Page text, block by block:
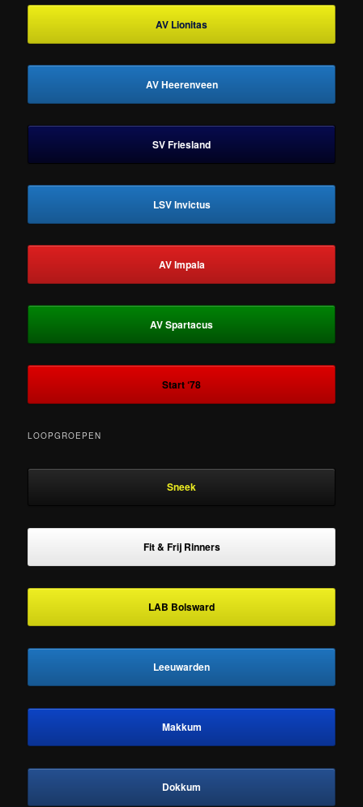
AV Lionitas
AV Heerenveen
SV Friesland
LSV Invictus
AV Impala
AV Spartacus
Start ‘78
LOOPGROEPEN
Sneek
Fit & Frij Rinners
LAB Bolsward
Leeuwarden
Makkum
Dokkum